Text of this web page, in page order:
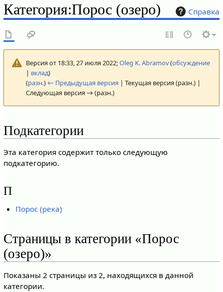
Справка
Категория:Порос (озеро)
Версия от 18:33, 27 июля 2022;Oleg K. Abramov(обсуждение
| вклад)
(разн.) ← Предыдущая версия | Текущая версия (разн.) |
Следующая версия → (разн.)
Подкатегории
Эта категория содержит только следующую
подкатегорию.
П
Порос (река)
Страницы в категории «Порос
(озеро)»
Показаны 2 страницы из 2, находящихся в данной
категории.